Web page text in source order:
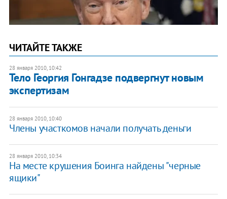
ЧИТАЙТЕ ТАКЖЕ
28 января 2010, 10:42
Тело Георгия Гонгадзе подвергнут новым
экспертизам
28 января 2010, 10:40
Члены участкомов начали получать деньги
28 января 2010, 10:34
На месте крушения Боинга найдены "черные
ящики"